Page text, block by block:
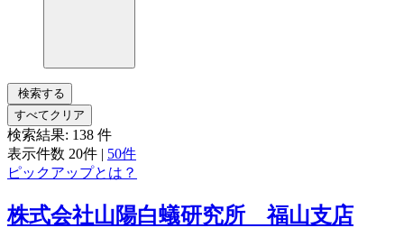
検索する
すべてクリア
検索結果: 138 件
表示件数 20件 | 50件
ピックアップとは？
株式会社山陽白蟻研究所 福山支店